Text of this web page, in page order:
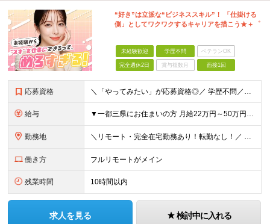
“好き”は立派な“ビジネススキル”！ 「仕掛ける
側」としてワクワクするキャリアを描こう★＋゜
未経験歓迎 学歴不問 ベテランOK
完全週休2日 賞与複数月 面接1回
応募資格 ＼「やってみたい」が応募資格◎／ 学歴不問／未経験歓迎／業種未経験歓迎／社会人デビュー歓迎／第二新卒歓迎／ブランクOK 経験やスキルは一切不問◎ 大切なのは「挑戦してみたい」という気持ちです！
給与 ▼一都三県にお住まいの方 月給22万円～50万円＋インセンティブ＋賞与＋各種手当 ▼上記以外の地域にお住まいの方 月給21万円～50万円＋インセンティブ＋賞与＋各種手当 ※経験・能力を考慮して決定
勤務地 ＼リモート・完全在宅勤務あり！転勤なし！／ 【47都道府県の好きな地域で働けます☆】 ★リモート・フルリモートも選択可能です！ └将来的には「お気に入りのカフェでテレワーク」 「日本全国、旅をしなが
働き方 フルリモートがメイン
残業時間 10時間以内
求人を見る 検討中に入れる